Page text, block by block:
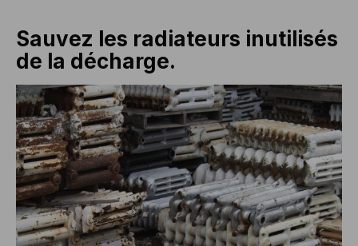
Sauvez les radiateurs inutilisés
de la décharge.